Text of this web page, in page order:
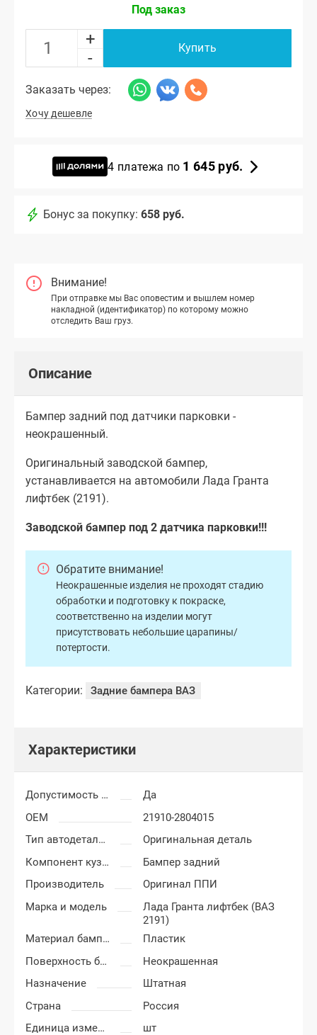
Под заказ
+
-
Купить
Заказать через:
Хочу дешевле
4 платежа по 1 645 руб.
Бонус за покупку: 658 руб.
Внимание!
При отправке мы Вас оповестим и вышлем номер
накладной (идентификатор) по которому можно
отследить Ваш груз.
Описание
Бампер задний под датчики парковки -
неокрашенный.
Оригинальный заводской бампер,
устанавливается на автомобили Лада Гранта
лифтбек (2191).
Заводской бампер под 2 датчика парковки!!!
Обратите внимание!
Неокрашенные изделия не проходят стадию
обработки и подготовку к покраске,
соответственно на изделии могут
присутствовать небольшие царапины/
потертости.
Категории: Задние бампера ВАЗ
Характеристики
Допустимость мелких царапин
Да
OEM
21910-2804015
Тип автодеталей
Оригинальная деталь
Компонент кузова
Бампер задний
Производитель
Оригинал ППИ
Марка и модель
Лада Гранта лифтбек (ВАЗ
2191)
Материал бампера
Пластик
Поверхность бампера
Неокрашенная
Назначение
Штатная
Страна
Россия
Единица измерения
шт